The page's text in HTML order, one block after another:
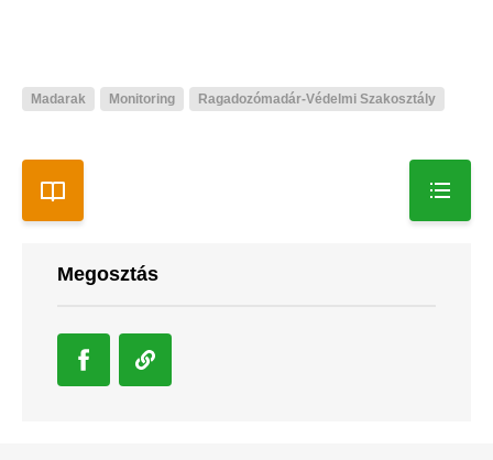
Madarak Monitoring Ragadozómadár-Védelmi Szakosztály
Megosztás